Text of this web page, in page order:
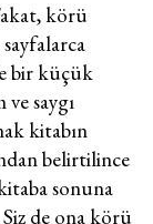
körü
bir küçük
saygı
kitabın
belirtilince
sonuna
Siz de ona körü